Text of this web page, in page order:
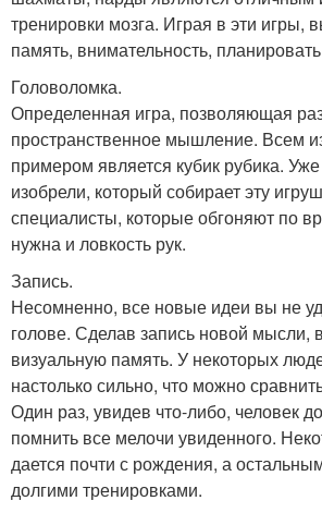
тренировки мозга. Играя в эти игры,
память, внимательность,
Головоломка.
Определенная игра, позволяющая
пространственное мышление. Всем
примером является кубик рубика.
изобрели, который собирает эту
специалисты, которые обгоняют по
нужна и ловкость рук.
Запись.
Несомненно, все новые идеи вы не
голове. Сделав запись новой мысли,
визуальную память. У некоторых
настолько сильно, что можно
Один раз, увидев что-либо, человек
помнить все мелочи увиденного.
дается почти с рождения, а
долгими тренировками.